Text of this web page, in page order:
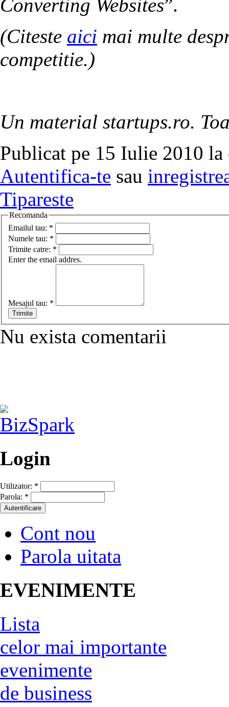
Converting Websites”.
(Citeste aici mai multe
competitie.)
Un material startups.ro.
Publicat pe 15 Iulie 2010 la
Autentifica-te sau
Tipareste
Recomanda
Emailul tau: *
Numele tau: *
Trimite catre: *
Enter the email addres.
Mesajul tau: *
Nu exista comentarii
Login
Utilizator: *
Parola: *
Cont nou
Parola uitata
EVENIMENTE
Lista
celor mai importante
evenimente
de business